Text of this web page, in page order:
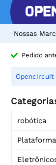
Nossas
Pedido
Opencircuit
robótica